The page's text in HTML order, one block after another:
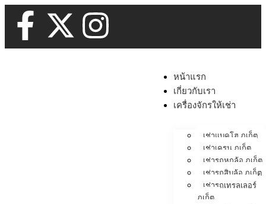
หน้าแรก
เกี่ยวกับเรา
เครื่องจักรให้เช่า
เช่าแบคโฮ ภูเก็ต
เช่าเครน ภูเก็ต
เช่ารถหกล้อ ภูเก็ต
เช่ารถสิบล้อ ภูเก็ต
เช่ารถเทรลเลอร์
ภูเก็ต